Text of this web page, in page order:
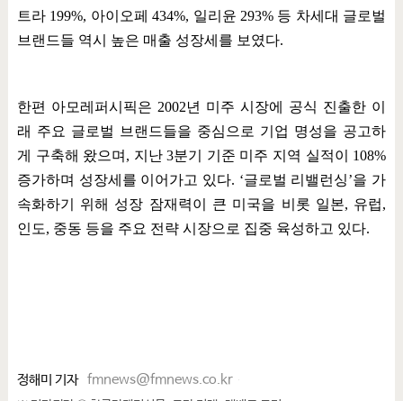
트라 199%, 아이오페434%, 일리윤 293% 등 차세대 글로벌
브랜드들 역시 높은 매출 성장세를 보였다.
한편 아모레퍼시픽은 2002년 미주 시장에 공식 진출한 이
래 주요 글로벌 브랜드들을 중심으로 기업 명성을 공고하
게 구축해 왔으며 , 지난3분기 기준 미주 지역 실적이 108%
증가하며 성장세를 이어가고 있다. ‘글로벌 리밸런싱’을 가
속화하기 위해 성장 잠재력이 큰 미국을 비롯 일본, 유럽,
인도, 중동 등을 주요 전략 시장으로 집중 육성하고 있다.
정해미 기자 fmnews@fmnews.co.kr